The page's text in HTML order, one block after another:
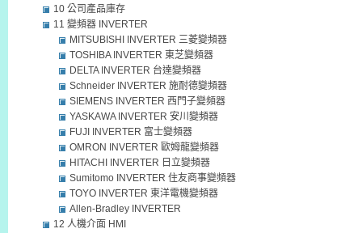
10 公司產品庫存
11 變頻器 INVERTER
MITSUBISHI INVERTER 三菱變頻器
TOSHIBA INVERTER 東芝變頻器
DELTA INVERTER 台達變頻器
Schneider INVERTER 施耐德變頻器
SIEMENS INVERTER 西門子變頻器
YASKAWA INVERTER 安川變頻器
FUJI INVERTER 富士變頻器
OMRON INVERTER 歐姆龍變頻器
HITACHI INVERTER 日立變頻器
Sumitomo INVERTER 住友商事變頻器
TOYO INVERTER 東洋電機變頻器
Allen-Bradley INVERTER
12 人機介面 HMI